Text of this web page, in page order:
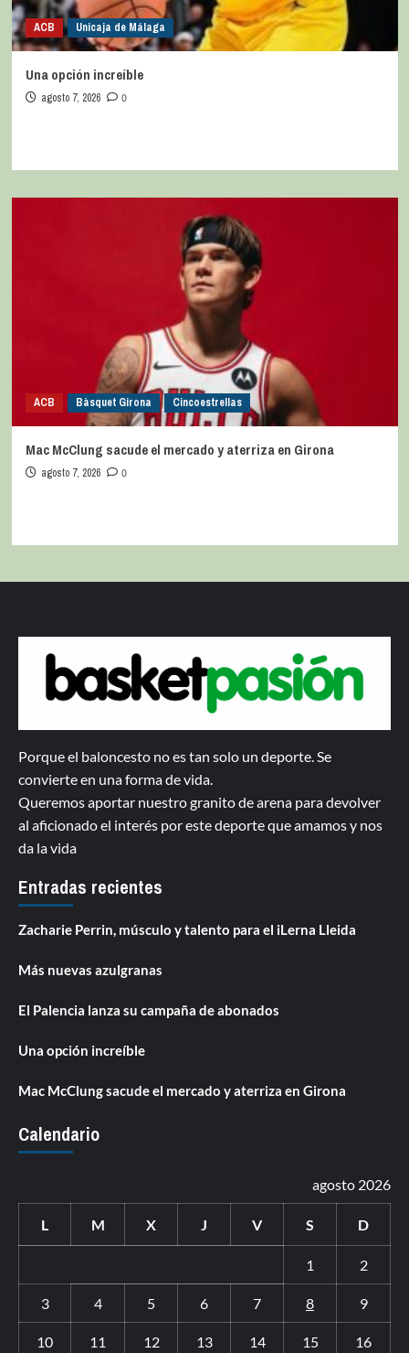
ACB Unicaja de Málaga
Una opción increíble
agosto 7, 2026 0
ACB Bàsquet Girona Cincoestrellas
Mac McClung sacude el mercado y aterriza en Girona
agosto 7, 2026 0
Porque el baloncesto no es tan solo un deporte. Se
convierte en una forma de vida.
Queremos aportar nuestro granito de arena para devolver
al aficionado el interés por este deporte que amamos y nos
da la vida
Entradas recientes
Zacharie Perrin, músculo y talento para el iLerna Lleida
Más nuevas azulgranas
El Palencia lanza su campaña de abonados
Una opción increíble
Mac McClung sacude el mercado y aterriza en Girona
Calendario
agosto 2026
L M X J V S D
1 2
3 4 5 6 7 8 9
10 11 12 13 14 15 16